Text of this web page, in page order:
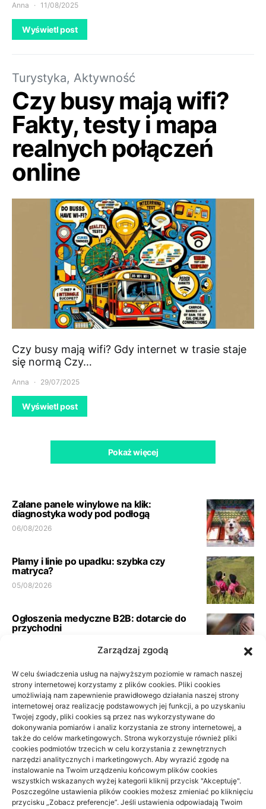
Zarządzaj zgodą
W celu świadczenia usług na najwyższym poziomie w ramach naszej
strony internetowej korzystamy z plików cookies. Pliki cookies
umożliwiają nam zapewnienie prawidłowego działania naszej strony
internetowej oraz realizację podstawowych jej funkcji, a po uzyskaniu
Twojej zgody, pliki cookies są przez nas wykorzystywane do
dokonywania pomiarów i analiz korzystania ze strony internetowej, a
także do celów marketingowych. Strona wykorzystuje również pliki
cookies podmiotów trzecich w celu korzystania z zewnętrznych
narzędzi analitycznych i marketingowych. Aby wyrazić zgodę na
instalowanie na Twoim urządzeniu końcowym plików cookies
wszystkich wskazanych wyżej kategorii kliknij przycisk "Akceptuję".
Poszczególne ustawienia plików cookies możesz zmieniać po kliknięciu
przycisku „Zobacz preferencje”. Jeśli ustawienia odpowiadają Twoim
Anna 11/08/2025
Wyświetl post
Turystyka, Aktywność
Czy busy mają wifi?
Fakty, testy i mapa
realnych połączeń
online
Czy busy mają wifi? Gdy internet w trasie staje
się normą Czy…
Anna 29/07/2025
Wyświetl post
Pokaż więcej
Zalane panele winylowe na klik:
diagnostyka wody pod podłogą
06/08/2026
Plamy i linie po upadku: szybka czy
matryca?
05/08/2026
Ogłoszenia medyczne B2B: dotarcie do
przychodni
Pełna księgowość spółki usługowej:
wymogi biura
21/06/2026
Podłoga do przedpokoju i korytarza: jak
wybrać materiał odporny na
codzienność
10/06/2026